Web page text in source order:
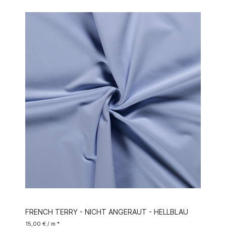
FRENCH TERRY - NICHT ANGERAUT - HELLBLAU
15,00 € / m *